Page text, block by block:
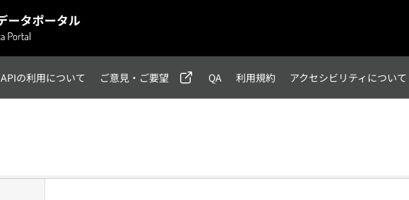
APIの利用について ご意見・ご要望 QA 利用規約 アクセシビリティについて